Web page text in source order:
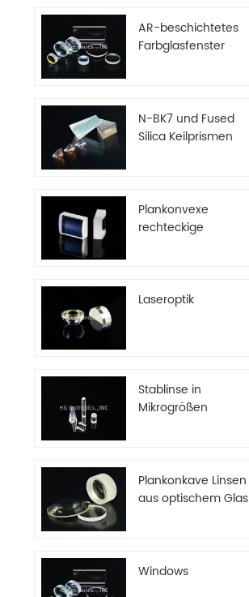
AR-beschichtetes
Farbglasfenster
N-BK7 und Fused
Silica Keilprismen
Plankonvexe
rechteckige
Laseroptik
Stablinse in
Mikrogrößen
Plankonkave Linsen
aus optischem Glas
Windows